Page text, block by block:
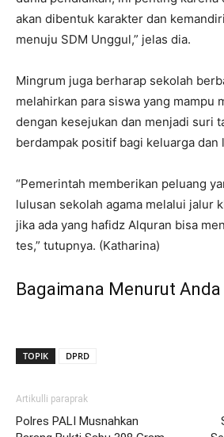
akan dibentuk karakter dan
menuju SDM Unggul,” jelas dia.
Mingrum juga berharap sekolah
melahirkan para siswa yang mampu
dengan kesejukan dan menjadi suri
berdampak positif bagi keluarga dan
“Pemerintah memberikan peluang
lulusan sekolah agama melalui jalur
jika ada yang hafidz Alquran bisa
tes,” tutupnya. (Katharina)
Bagaimana Menurut Anda
TOPIK DPRD
Artikulli paraprak
Polres PALI Musnahkan